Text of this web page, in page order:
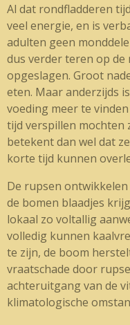
Al dat rondfladderen
veel energie, en is
adulten geen
dus verder teren op de
opgeslagen. Groot
eten. Maar anderzijds
voeding meer te
tijd verspillen mochten
betekent dan wel dat
korte tijd kunnen
De rupsen
de bomen blaadjes
lokaal zo voltallig
volledig kunnen
te zijn, de boom
vraatschade door
achteruitgang van de
klimatologische